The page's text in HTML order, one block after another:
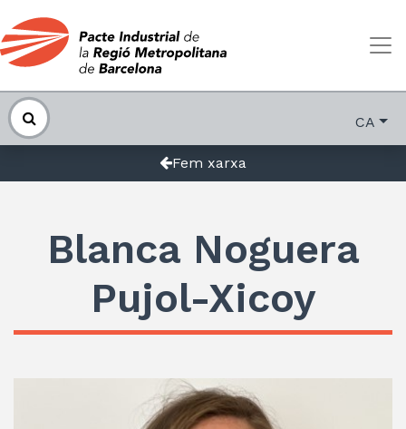
CA
Fem xarxa
Blanca Noguera
Pujol-Xicoy